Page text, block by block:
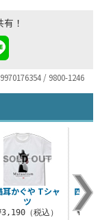
！
/ 9800-1246
耳かぐや Tシャ
ツ
（税込）
四宮
ラー